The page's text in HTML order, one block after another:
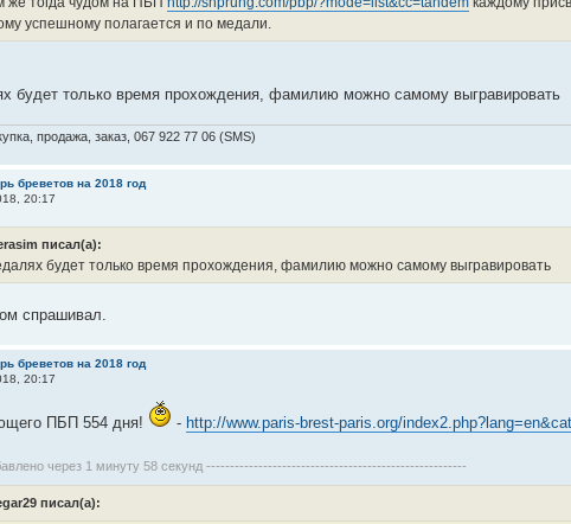
успешному полагается и по медали.
будет только время прохождения, фамилию можно самому выгравировать
продажа, заказ, 067 922 77 06 (SMS)
бреветов на 2018 год
20:17
писал(а):
будет только время прохождения, фамилию можно самому выгравировать
спрашивал.
бреветов на 2018 год
20:17
ПБП 554 дня! - http://www.paris-brest-paris.org/
через 1 минуту 58 секунд -------------------------------------------------------
писал(а):